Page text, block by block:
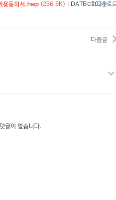
용동의서.hwp (256.5K) 42회 다운로
DATE : 2024-
다음글
글이 없습니다.